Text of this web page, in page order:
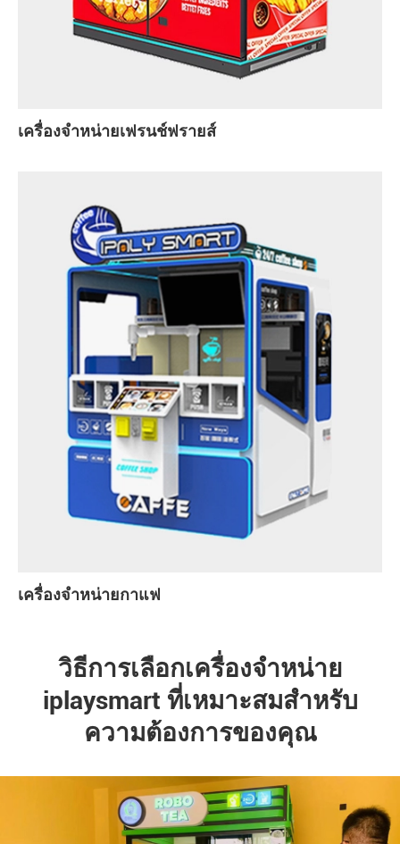
เครื่องจำหน่ายเฟรนช์ฟรายส์
เครื่องจำหน่ายกาแฟ
วิธีการเลือกเครื่องจำหน่าย
iplaysmart ที่เหมาะสมสำหรับ
ความต้องการของคุณ